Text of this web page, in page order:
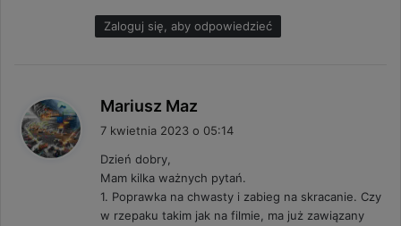
Zaloguj się, aby odpowiedzieć
Mariusz Maz
e
:
7 kwietnia 2023 o 05:14
Dzień dobry,
Mam kilka ważnych pytań.
1. Poprawka na chwasty i zabieg na skracanie. Czy
w rzepaku takim jak na filmie, ma już zawiązany